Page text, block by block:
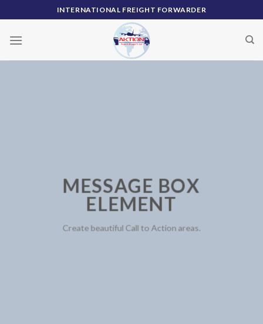
to
content
INTERNATIONAL FREIGHT FORWARDER
MESSAGE BOX
ELEMENT
Create beautiful Call to Action areas.